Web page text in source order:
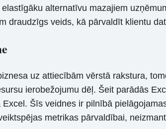
alternatīvu mazajiem
draudzīgs veids, kā pārvaldīt klientu
uz attiecībām vērstā rakstura,
ierobežojumu dēļ. Šeit parādās
Šīs veidnes ir pilnībā
metrikas pārvaldībai,